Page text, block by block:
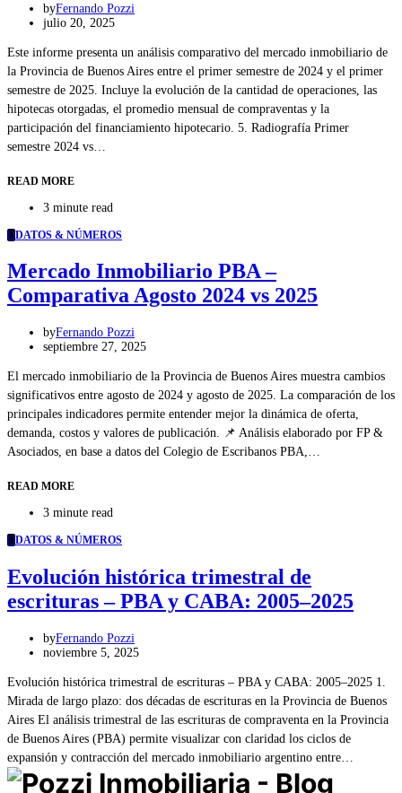
byFernando Pozzi
julio 20, 2025
Este informe presenta un análisis comparativo del mercado inmobiliario de
la Provincia de Buenos Aires entre el primer semestre de 2024 y el primer
semestre de 2025. Incluye la evolución de la cantidad de operaciones, las
hipotecas otorgadas, el promedio mensual de compraventas y la
participación del financiamiento hipotecario. 5. Radiografía Primer
semestre 2024 vs…
READ MORE
3 minute read
DDATOS & NÚMEROS
Mercado Inmobiliario PBA –
Comparativa Agosto 2024 vs 2025
byFernando Pozzi
septiembre 27, 2025
El mercado inmobiliario de la Provincia de Buenos Aires muestra cambios
significativos entre agosto de 2024 y agosto de 2025. La comparación de los
principales indicadores permite entender mejor la dinámica de oferta,
demanda, costos y valores de publicación. 📌 Análisis elaborado por FP &
Asociados, en base a datos del Colegio de Escribanos PBA,…
READ MORE
3 minute read
DDATOS & NÚMEROS
Evolución histórica trimestral de
escrituras – PBA y CABA: 2005–2025
byFernando Pozzi
noviembre 5, 2025
Evolución histórica trimestral de escrituras – PBA y CABA: 2005–2025 1.
Mirada de largo plazo: dos décadas de escrituras en la Provincia de Buenos
Aires El análisis trimestral de las escrituras de compraventa en la Provincia
de Buenos Aires (PBA) permite visualizar con claridad los ciclos de
expansión y contracción del mercado inmobiliario argentino entre…